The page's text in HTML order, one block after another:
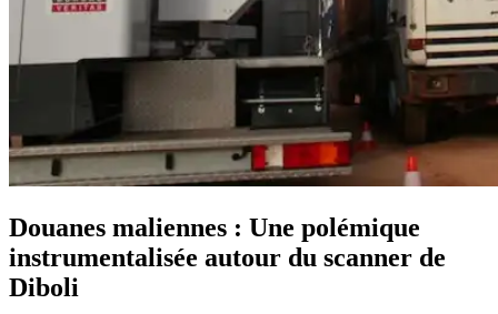
Douanes maliennes : Une polémique
instrumentalisée autour du scanner de
Diboli